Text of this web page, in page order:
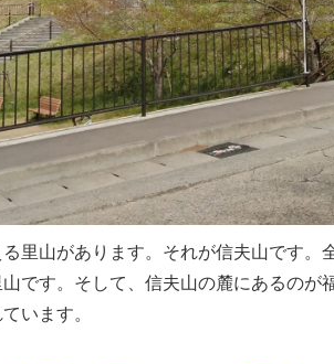
里山があります。それが信夫山です。
です。そして、信夫山の麓にあるのが
います。